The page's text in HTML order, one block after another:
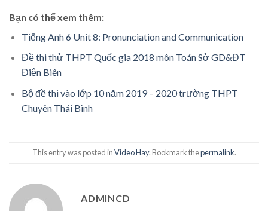
Bạn có thể xem thêm:
Tiếng Anh 6 Unit 8: Pronunciation and Communication
Đề thi thử THPT Quốc gia 2018 môn Toán Sở GD&ĐT
Điện Biên
Bộ đề thi vào lớp 10 năm 2019 – 2020 trường THPT
Chuyên Thái Bình
This entry was posted inVideo Hay. Bookmark thepermalink.
ADMINCD